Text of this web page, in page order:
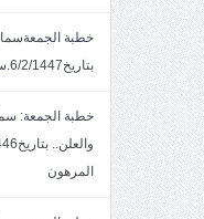
بتاريخ6/2/1447.سماحة الشيخ مصطفى المرهون
المرهون